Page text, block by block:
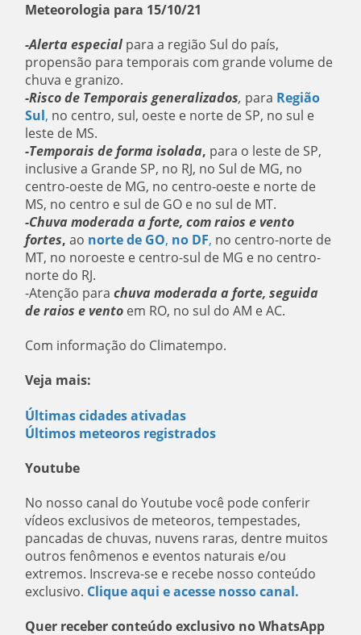
Meteorologia para 15/10/21
-Alerta especial para a região Sul do país,
propensão para temporais com grande volume de
chuva e granizo.
-Risco de Temporais generalizados, para Região
Sul, no centro, sul, oeste e norte de SP, no sul e
leste de MS.
-Temporais de forma isolada, para o leste de SP,
inclusive a Grande SP, no RJ, no Sul de MG, no
centro-oeste de MG, no centro-oeste e norte de
MS, no centro e sul de GO e no sul de MT.
-Chuva moderada a forte, com raios e vento
fortes,ao norte de GO, no DF, no centro-norte de
MT, no noroeste e centro-sul de MG e no centro-
norte do RJ.
-Atenção parachuva moderada a forte, seguida
de raios e vento em RO, no sul do AM e AC.
Com informação do Climatempo.
Veja mais:
Últimas cidades ativadas
Últimos meteoros registrados
Youtube
No nosso canal do Youtube você pode conferir
vídeos exclusivos de meteoros, tempestades,
pancadas de chuvas, nuvens raras, dentre muitos
outros fenômenos e eventos naturais e/ou
extremos. Inscreva-se e recebe nosso conteúdo
exclusivo. Clique aqui e acesse nosso canal.
Quer receber conteúdo exclusivo no WhatsApp